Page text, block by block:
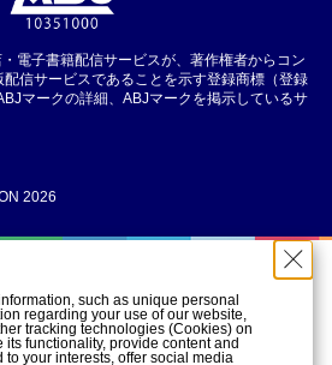
電子書籍配信サービスが、著作権者からコン
信サービスであることを示す登録商標（登録
マークの詳細、ABJマークを掲示しているサ
2026
such as unique personal
regarding your use of our website,
tracking technologies (Cookies) on
functionality, provide content and
to your interests, offer social media